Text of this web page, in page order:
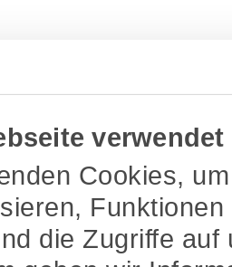
Cookies,
die Zugriffe